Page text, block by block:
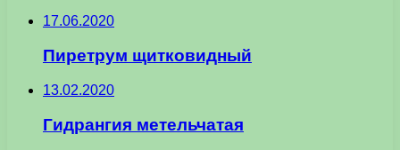
17.06.2020
Пиретрум щитковидный
13.02.2020
Гидрангия метельчатая